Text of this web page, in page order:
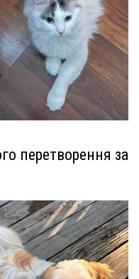
перетворення за